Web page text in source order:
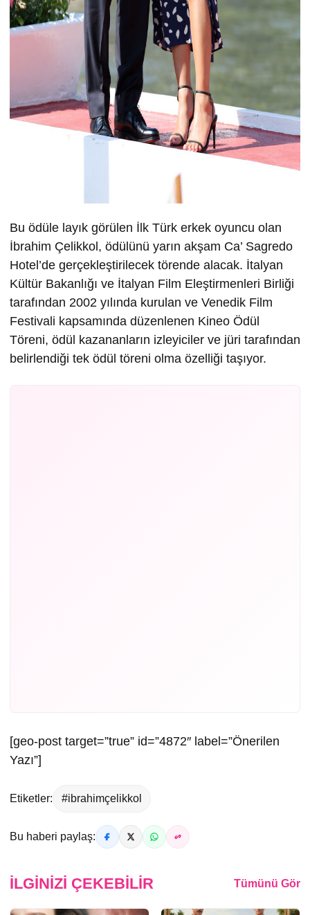
Bu ödüle layık görülen İlk Türk erkek oyuncu olan
İbrahim Çelikkol, ödülünü yarın akşam Ca’ Sagredo
Hotel’de gerçekleştirilecek törende alacak. İtalyan
Kültür Bakanlığı ve İtalyan Film Eleştirmenleri Birliği
tarafından 2002 yılında kurulan ve Venedik Film
Festivali kapsamında düzenlenen Kineo Ödül
Töreni, ödül kazananların izleyiciler ve jüri tarafından
belirlendiği tek ödül töreni olma özelliği taşıyor.
[geo-post target=”true” id=”4872″ label=”Önerilen
Yazı”]
Etiketler: #ibrahimçelikkol
Bu haberi paylaş:
İLGINIZI ÇEKEBILIR Tümünü Gör